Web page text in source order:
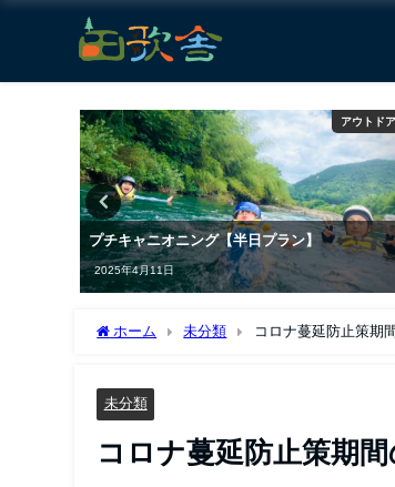
アウトドア
プチキャニオニング【半日プラン】
2025年4月11日
ホーム 未分類 コロナ蔓延防止策期
未分類
コロナ蔓延防止策期